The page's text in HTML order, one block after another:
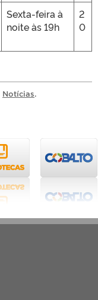
Sexta-feira à
noite às 19h
2
0
Notícias.